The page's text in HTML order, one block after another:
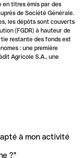
titres émis par des
de Société Générale.
les dépôts sont couverts
(FGDR) à hauteur de
restante des fonds est
: une première
Agricole S.A., une
à mon activité
?"